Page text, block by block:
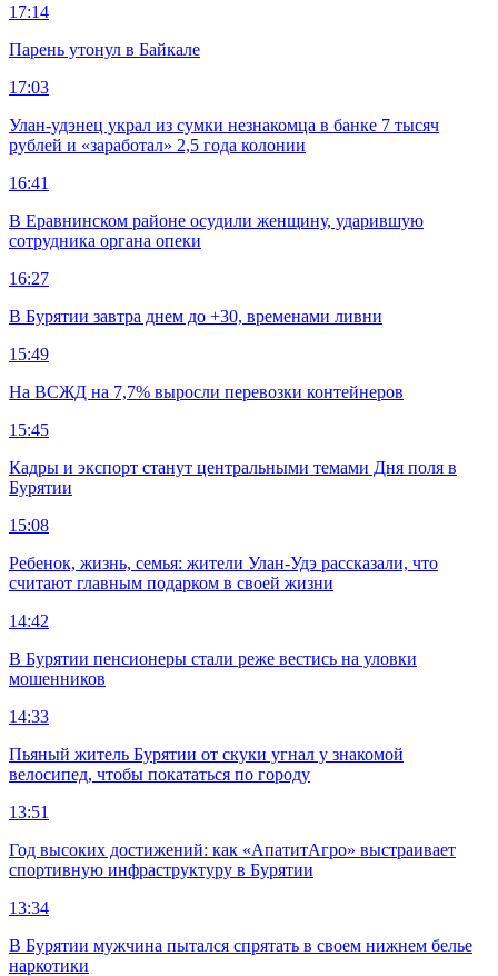
17:14
Парень утонул в Байкале
17:03
Улан-удэнец украл из сумки незнакомца в банке 7 тысяч
рублей и «заработал» 2,5 года колонии
16:41
В Еравнинском районе осудили женщину, ударившую
сотрудника органа опеки
16:27
В Бурятии завтра днем до +30, временами ливни
15:49
На ВСЖД на 7,7% выросли перевозки контейнеров
15:45
Кадры и экспорт станут центральными темами Дня поля в
Бурятии
15:08
Ребенок, жизнь, семья: жители Улан-Удэ рассказали, что
считают главным подарком в своей жизни
14:42
В Бурятии пенсионеры стали реже вестись на уловки
мошенников
14:33
Пьяный житель Бурятии от скуки угнал у знакомой
велосипед, чтобы покататься по городу
13:51
Год высоких достижений: как «АпатитАгро» выстраивает
спортивную инфраструктуру в Бурятии
13:34
В Бурятии мужчина пытался спрятать в своем нижнем белье
наркотики